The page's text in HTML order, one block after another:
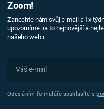
Zoom!
Zanechte nám svůj e-mail a 1x
upozorníme na to nejnovější a
našeho webu.
Odesláním formuláře souhlasíte s